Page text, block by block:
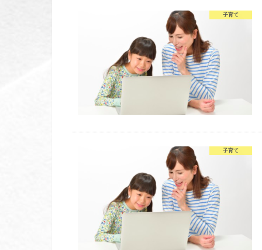
子育て
子育て